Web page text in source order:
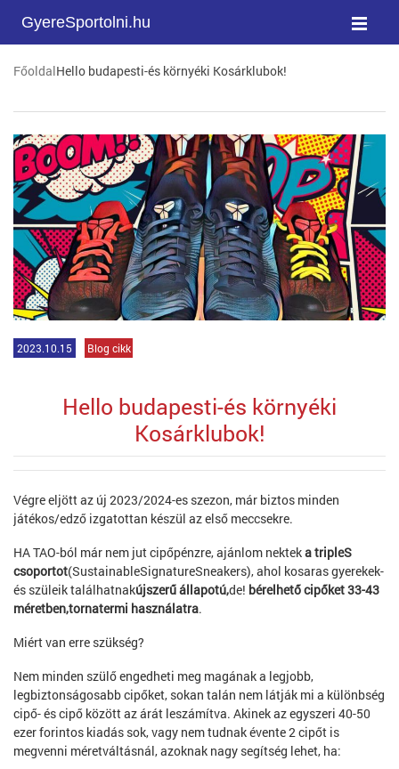
GyereSportolni.hu
FőoldalHello budapesti-és környéki Kosárklubok!
2023.10.15 Blog cikk
Hello budapesti-és környéki
Kosárklubok!
Végre eljött az új 2023/2024-es szezon, már biztos minden
játékos/edző izgatottan készül az első meccsekre.
HA TAO-ból már nem jut cipőpénzre, ajánlom nekteka tripleS
csoportot(SustainableSignatureSneakers), ahol kosaras gyerekek-
és szüleik találhatnakújszerű állapotú,de! bérelhető cipőket 33-43
méretben,tornatermi használatra.
Miért van erre szükség?
Nem minden szülő engedheti meg magának a legjobb,
legbiztonságosabb cipőket, sokan talán nem látják mi a különbség
cipő- és cipő között az árát leszámítva. Akinek az egyszeri 40-50
ezer forintos kiadás sok, vagy nem tudnak évente 2 cipőt is
megvenni méretváltásnál, azoknak nagy segítség lehet, ha: